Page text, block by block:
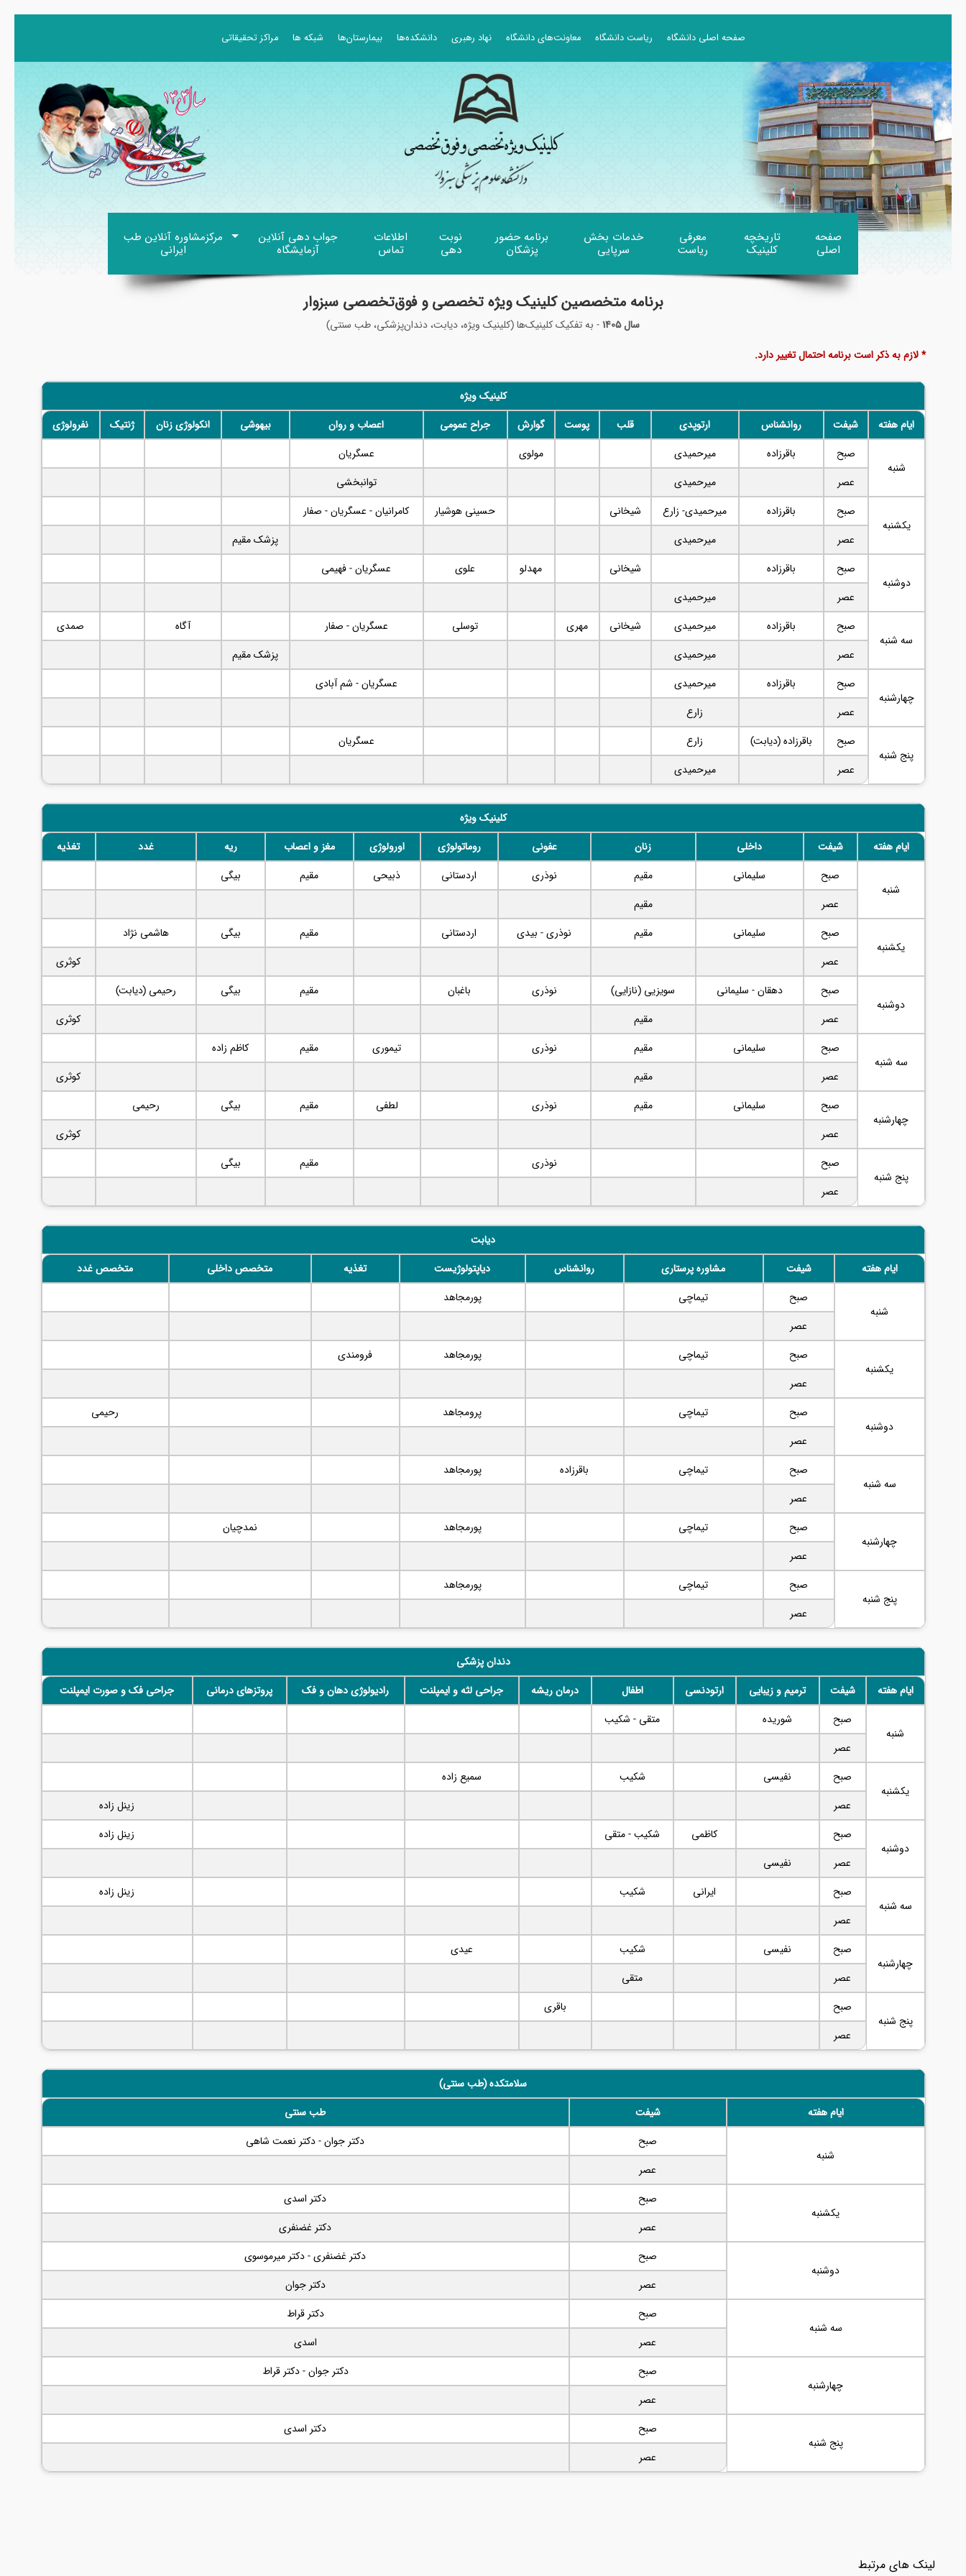
صفحه اصلی دانشگاه ریاست دانشگاه معاونت‌های دانشگاه نهاد رهبری دانشکده‌ها بیمارستان‌ها شبکه ها مراکز تحقیقاتی
صفحه
اصلی
تاریخچه
کلینیک
معرفی
ریاست
خدمات بخش
سرپایی
برنامه حضور
پزشکان
نوبت
دهی
اطلاعات
تماس
جواب دهی آنلاین
آزمایشگاه
مرکزمشاوره آنلاین طب
ایرانی
برنامه متخصصین کلینیک ویژه تخصصی و فوق‌تخصصی سبزوار
سال 1405
- به تفکیک کلینیک‌ها (کلینیک ویژه، دیابت، دندان‌پزشکی، طب سنتی)
* لازم به ذکر است برنامه احتمال تغییر دارد.
کلینیک ویژه
ایام هفته
شیفت روانشناس ارتوپدی قلب پوست گوارش جراح عمومی اعصاب و روان بیهوشی انکولوژی زنان ژنتیک نفرولوژی
شنبه
صبح باقرزاده میرحمیدی مولوی
عسگریان
عصر
میرحمیدی توانبخشی
یکشنبه
صبح باقرزاده میرحمیدی- زارع شیخانی حسینی هوشیار
کامرانیان - عسگریان - صفار
عصر
میرحمیدی پزشک مقیم
دوشنبه
صبح باقرزاده شیخانی مهدلو علوی
عسگریان - فهیمی
عصر
میرحمیدی
سه شنبه
صبح باقرزاده میرحمیدی شیخانی مهری توسلی عسگریان - صفار آگاه
صمدی
عصر
میرحمیدی پزشک مقیم
چهارشنبه
صبح باقرزاده میرحمیدی
عسگریان - شم آبادی
عصر
زارع
پنج شنبه
صبح باقرزاده (دیابت) زارع
عسگریان
عصر
میرحمیدی
کلینیک ویژه
ایام هفته
شیفت داخلی زنان عفونی روماتولوژی اورولوژی مغز و اعصاب ریه غدد تغذیه
شنبه
صبح سلیمانی مقیم نوذری اردستانی ذبیحی مقیم
بیگی
عصر
مقیم
یکشنبه
صبح سلیمانی مقیم نوذری - بیدی اردستانی مقیم بیگی
هاشمی نژاد
عصر
کوثری
دوشنبه
صبح دهقان - سلیمانی سویزیی (نازایی) نوذری باغبان مقیم بیگی
رحیمی (دیابت)
عصر
مقیم کوثری
سه شنبه
صبح سلیمانی مقیم نوذری تیموری مقیم
کاظم زاده
عصر
مقیم کوثری
چهارشنبه
صبح سلیمانی مقیم نوذری لطفی مقیم بیگی
رحیمی
عصر
کوثری
پنج شنبه
صبح نوذری مقیم
بیگی
عصر
دیابت
ایام هفته
شیفت مشاوره پرستاری روانشناس دیاپتولوژیست تغذیه متخصص داخلی متخصص غدد
شنبه
صبح تیماچی
پورمجاهد
عصر
یکشنبه
صبح تیماچی پورمجاهد
فرومندی
عصر
دوشنبه
صبح تیماچی پرومجاهد
رحیمی
عصر
سه شنبه
صبح تیماچی باقرزاده
پورمجاهد
عصر
چهارشنبه
صبح تیماچی پورمجاهد
نمدچیان
عصر
پنج شنبه
صبح تیماچی
پورمجاهد
عصر
دندان پزشکی
ایام هفته
شیفت ترمیم و زیبایی ارتودنسی اطفال درمان ریشه جراحی لثه و ایمپلنت رادیولوژی دهان و فک پروتزهای درمانی جراحی فک و صورت ایمپلنت
شنبه
صبح شوریده
متقی - شکیب
عصر
یکشنبه
صبح نفیسی شکیب
سمیع زاده
عصر
زینل زاده
دوشنبه
صبح کاظمی شکیب - متقی
زینل زاده
عصر
نفیسی
سه شنبه
صبح ایرانی شکیب
زینل زاده
عصر
چهارشنبه
صبح نفیسی شکیب
عیدی
عصر
متقی
پنج شنبه
صبح
باقری
عصر
سلامتکده (طب سنتی)
ایام هفته
شیفت طب سنتی
شنبه
صبح
دکتر جوان - دکتر نعمت شاهی
عصر
یکشنبه
صبح
دکتر اسدی
عصر
دکتر غضنفری
دوشنبه
صبح
دکتر غضنفری - دکتر میرموسوی
عصر
دکتر جوان
سه شنبه
صبح
دکتر قراط
عصر
اسدی
چهارشنبه
صبح
دکتر جوان - دکتر قراط
عصر
پنج شنبه
صبح
دکتر اسدی
عصر
لینک های مرتبط